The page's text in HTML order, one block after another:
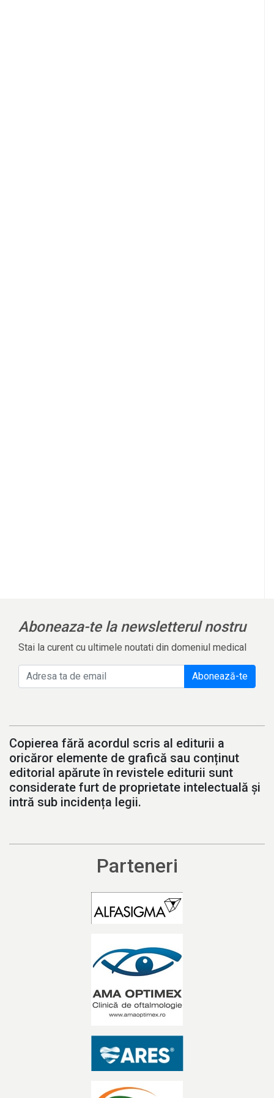
Aboneaza-te la newsletterul nostru
Stai la curent cu ultimele noutati din domeniul medical
Abonează-te
Copierea fără acordul scris al editurii a
oricăror elemente de grafică sau conținut
editorial apărute în revistele editurii sunt
considerate furt de proprietate intelectuală și
intră sub incidența legii.
Parteneri